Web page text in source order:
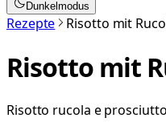
Dunkelmodus
Rezepte Risotto mit
Risotto mit
Risotto rucola e prosciutto